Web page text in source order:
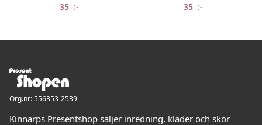
35 :- 35 :-
Org.nr: 556353-2539
Kinnarps Presentshop säljer inredning, kläder och skor